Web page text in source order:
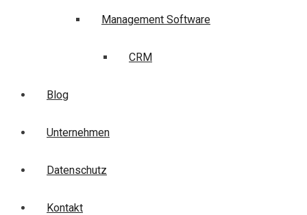
Management Software
CRM
Blog
Unternehmen
Datenschutz
Kontakt